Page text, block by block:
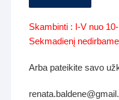
Skambinti : I-V nuo
Sekmadienį nedirbame
Arba pateikite savo